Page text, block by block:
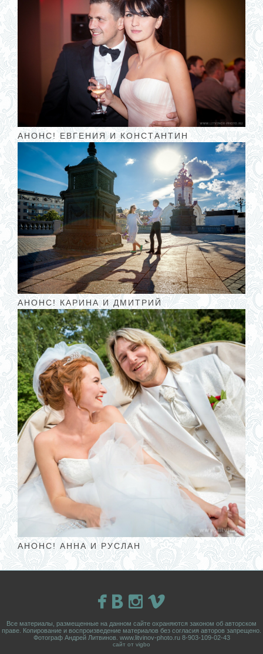
АНОНС! ЕВГЕНИЯ И КОНСТАНТИН
АНОНС! КАРИНА И ДМИТРИЙ
АНОНС! АННА И РУСЛАН
Все материалы, размещенные на данном сайте охраняются законом об авторском
праве. Копирование и воспроизведение материалов без согласия авторов запрещено.
Фотограф Андрей Литвинов. www.litvinov-photo.ru 8-903-109-02-43
сайт от vigbo